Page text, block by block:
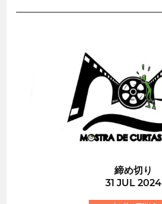
締め切り
31 JUL 2024